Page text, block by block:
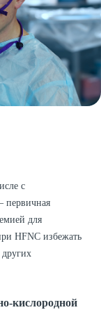
с
первичная
для
HFNC избежать
кислородной